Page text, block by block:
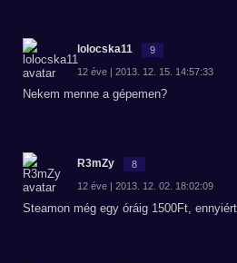
lolocska11 9
12 éve | 2013. 12. 15. 14:57:33
Nekem menne a gépemen?
R3mZy 8
12 éve | 2013. 12. 02. 18:02:09
Steamon még egy óráig 1500Ft,